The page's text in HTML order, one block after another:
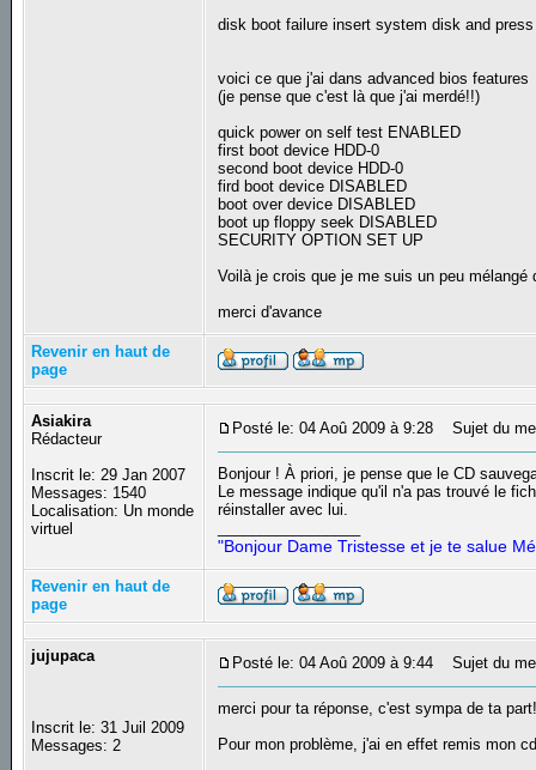
disk boot failure insert system disk and
voici ce que j'ai dans advanced bios features
(je pense que c'est là que j'ai merdé!!)
quick power on self test ENABLED
first boot device HDD-0
second boot device HDD-0
fird boot device DISABLED
boot over device DISABLED
boot up floppy seek DISABLED
SECURITY OPTION SET UP
Voilà je crois que je me suis un peu
merci d'avance
Revenir en haut de
page
Asiakira
Rédacteur
Inscrit le: 29 Jan 2007
Messages: 1540
Localisation: Un monde
virtuel
Posté le: 04 Aoû 2009 à 9:28 Sujet du
Bonjour ! À priori, je pense que le CD
Le message indique qu'il n'a pas trouvé le
réinstaller avec lui.
"Bonjour Dame Tristesse et je te salue
Revenir en haut de
page
jujupaca
Inscrit le: 31 Juil 2009
Messages: 2
Posté le: 04 Aoû 2009 à 9:44 Sujet du
merci pour ta réponse, c'est sympa de ta
Pour mon problème, j'ai en effet remis mon